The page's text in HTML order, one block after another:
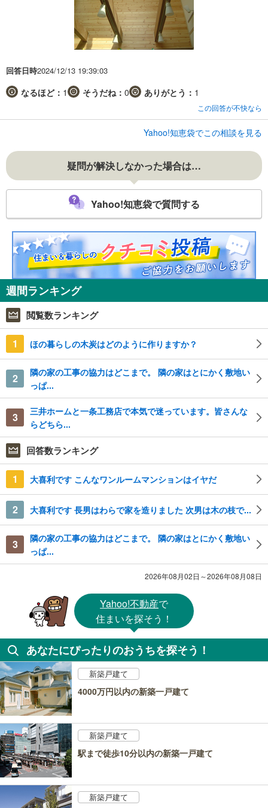
回答日時2024/12/13 19:39:03
なるほど： 1 そうだね： 0 ありがとう： 1
この回答が不快なら
Yahoo!知恵袋でこの相談を見る
疑問が解決しなかった場合は…
Yahoo!知恵袋で質問する
週間ランキング
閲覧数ランキング
1 ほの暮らしの木炭はどのように作りますか？
2
隣の家の工事の協力はどこまで。 隣の家はとにかく敷地い
っぱ...
3
三井ホームと一条工務店で本気で迷っています。皆さんな
らどちら...
回答数ランキング
1 大喜利です こんなワンルームマンションはイヤだ
2 大喜利です 長男はわらで家を造りました 次男は木の枝で...
3
隣の家の工事の協力はどこまで。 隣の家はとにかく敷地い
っぱ...
2026年08月02日～2026年08月08日
Yahoo!不動産で
住まいを探そう！
あなたにぴったりのおうちを探そう！
新築戸建て
4000万円以内の新築一戸建て
新築戸建て
駅まで徒歩10分以内の新築一戸建て
新築戸建て